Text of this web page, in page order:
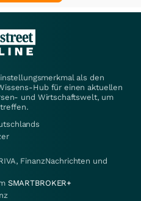
als den
Hub für einen aktuellen
und Wirtschaftswelt, um
FinanzNachrichten und
SMARTBROKER+